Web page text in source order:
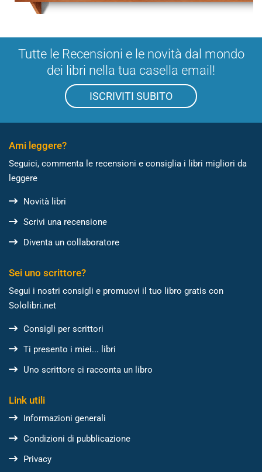
Tutte le Recensioni e le novità dal mondo
dei libri nella tua casella email!
ISCRIVITI SUBITO
Ami leggere?
Seguici, commenta le recensioni e consiglia i libri migliori da
leggere
Novità libri
Scrivi una recensione
Diventa un collaboratore
Sei uno scrittore?
Segui i nostri consigli e promuovi il tuo libro gratis con
Sololibri.net
Consigli per scrittori
Ti presento i miei... libri
Uno scrittore ci racconta un libro
Link utili
Informazioni generali
Condizioni di pubblicazione
Privacy